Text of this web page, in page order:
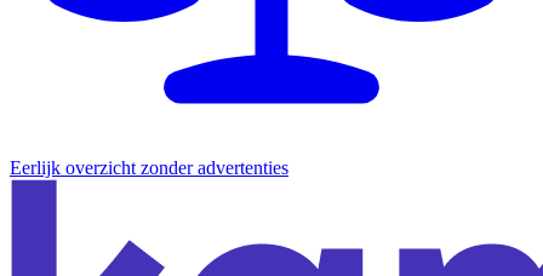
Eerlijk overzicht zonder advertenties